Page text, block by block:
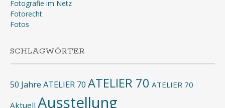
Fotografie im Netz
Fotorecht
Fotos
SCHLAGWÖRTER
50 Jahre ATELIER 70 ATELIER 70 ATELIER 70
Aktuell Ausstellung